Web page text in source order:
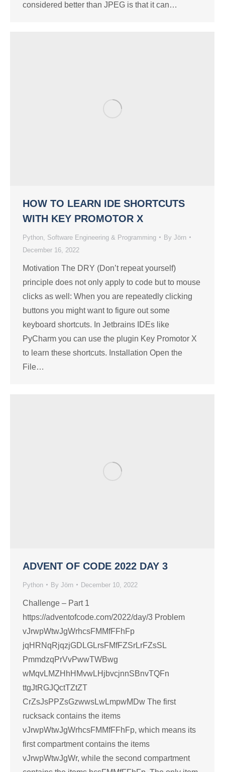
considered better than JPEG is that it can…
HOW TO LEARN IDE SHORTCUTS
WITH KEY PROMOTOR X
Python Software Engineering & Programming By Jörn
December 16, 2022
Motivation The DRY (Don’t repeat yourself)
principle does not only apply to code but to mouse
clicks as well: When you are repeatedly clicking
buttons you might want to figure out some
keyboard shortcuts. In Jetbrains IDEs like
PyCharm you can use the plugin Key Promotor X
to learn these shortcuts. Installation Open the
File…
ADVENT OF CODE 2022 DAY 3
Python By Jörn December 10, 2022
Challenge – Part 1
https://adventofcode.com/2022/day/3 Problem
vJrwpWtwJgWrhcsFMMfFFhFp
jqHRNqRjqzjGDLGLrsFMfFZSrLrFZsSL
PmmdzqPrVvPwwTWBwg
wMqvLMZHhHMvwLHjbvcjnnSBnvTQFn
ttgJtRGJQctTZtZT
CrZsJsPPZsGzwwsLwLmpwMDw The first
rucksack contains the items
vJrwpWtwJgWrhcsFMMfFFhFp, which means its
first compartment contains the items
vJrwpWtwJgWr, while the second compartment